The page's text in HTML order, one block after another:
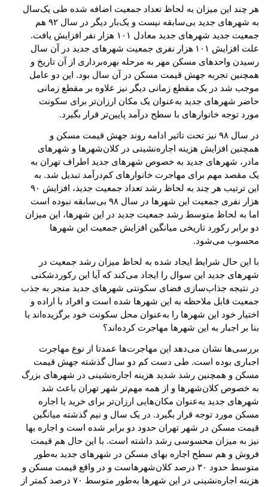
هر چند این میزان به لحاظ تعداد جمعیت اضافه شده طی یک‌سال
به شهرهای جدید بی‌سابقه نیست و یک‌بار دیگر در سال ۹۲ هم
جمعیت جدید شهرهای جدید معادل ۱۰۱ هزار نفر افزایش یافت.
علت افزایش ۱۰۱
هزار نفری جمعیت شهرهای جدید در آن سال
رسیدن واحدهای مسکن مهر به مرحله بهره‌برداری از آن تاریخ و
همچنین تجربه جهش قیمت مسکن در آن سال بود. این دو عامل
موجب شد در یک مقطع زمانی دیگر نیز علاوه بر مقطع زمانی
حاضر شهرهای جدید به‌عنوان یک مکان ارزان‌تر برای سکونت
مورد توجه خانوارهای با سطح درآمد پایین‌تر قرار بگیرد.
در سال ۹۸ نیز تحت تاثیر ادامه روند جهش قیمت مسکن و
همچنین افزایش هزینه اجاره‌نشینی در کلان‌شهرها و شهرهای
مادر، شهرهای جدید به خصوص شهرهای جدید اطراف تهران به
یک مقصد مهم برای مهاجرت خانوارهای کم‌درآمد تبدیل شد. به
این ترتیب هر چند به لحاظ رشد تعداد جمعیت جدید، افزایش ۹۰
هزار نفری جمعیت این شهرها در سال ۹۸ بی‌سابقه نبوده است
اما به لحاظ متوسط رشد جمعیت جدید در این شهرها، این میزان
دو برابر رکورد تاریخی میانگین افزایش جمعیت این شهرها
محسوب می‌شود.
با این حال شرایط ایجاد شده به لحاظ میزان رشد جمعیت در
شهرهای جدید این سوال را ایجاد می‌کند که آیا این رکوردشکنی
در نتیجه جذاب‌سازی فضای سکونتی شهرهای جدید منجر به جذب
جمعیت قابل ملاحظه به این شهرها شده است و افراد با اراده و
اختیار خود این شهرها را به‌عنوان محل سکونت خود برگزیده‌اند یا
بنا بر اجبار به این شهرها مهاجرت کرده‌اند؟
بررسی‌ها نشان می‌دهد این مهاجرت‌ها عمدتا از نوع مهاجرت
اجباری بوده است. طی دست کم دو سال گذشته جهش قیمت
مسکن و همچنین رشد شدید هزینه اجاره‌نشینی در شهرهای بزرگ
به خصوص کلان‌شهرها و از همه مهم‌تر شهر تهران باعث شد
شهرهای جدید به‌عنوان مکان‌هایی ارزان‌تر برای خرید یا اجاره
مسکن مورد توجه قرار بگیرد. در یک سال و نیم گذشته میانگین
قیمت مسکن در شهر تهران حدود دو برابر شده است و اجاره بها
نیز به میزان محسوسی رشد داشته است. با این حال هم قیمت
فروش و هم سطح اجاره بهای مسکن در شهرهای جدید به‌طور
متوسط حدود ۳۰ درصد کلان‌شهرهاست و در واقع قیمت مسکن و
هزینه اجاره‌نشینی در این شهرها به‌طور متوسط ۷۰ درصد کمتر از